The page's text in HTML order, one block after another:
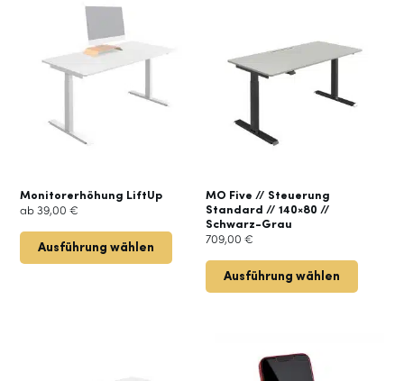
Monitorerhöhung LiftUp
ab 39,00 €
Ausführung wählen
mehrere
Varianten
Optionen
der
Produktseite
gewählt
werden
MO Five // Steuerung
Standard // 140×80 //
Schwarz-Grau
709,00€
Ausführung wählen